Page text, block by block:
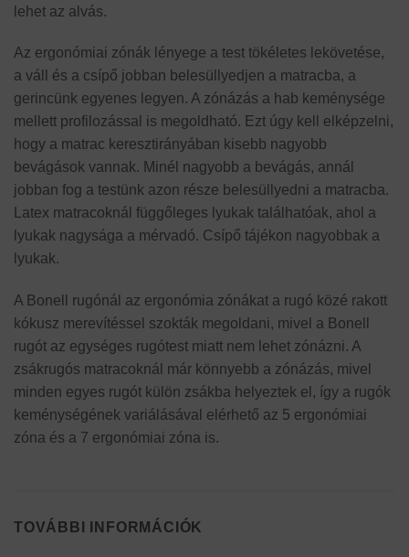
lehet az alvás.
Az ergonómiai zónák lényege a test tökéletes lekövetése,
a váll és a csípő jobban belesüllyedjen a matracba, a
gerincünk egyenes legyen. A zónázás a hab keménysége
mellett profilozással is megoldható. Ezt úgy kell elképzelni,
hogy a matrac keresztirányában kisebb nagyobb
bevágások vannak. Minél nagyobb a bevágás, annál
jobban fog a testünk azon része belesüllyedni a matracba.
Latex matracoknál függőleges lyukak találhatóak, ahol a
lyukak nagysága a mérvadó. Csípő tájékon nagyobbak a
lyukak.
A Bonell rugónál az ergonómia zónákat a rugó közé rakott
kókusz merevítéssel szokták megoldani, mivel a Bonell
rugót az egységes rugótest miatt nem lehet zónázni. A
zsákrugós matracoknál már könnyebb a zónázás, mivel
minden egyes rugót külön zsákba helyeztek el, így a rugók
keménységének variálásával elérhető az 5 ergonómiai
zóna és a 7 ergonómiai zóna is.
TOVÁBBI INFORMÁCIÓK